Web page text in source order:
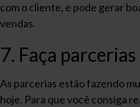
com o cliente, e pode gerar
vendas.
7. Faça parcerias
As parcerias estão fazendo
hoje. Para que você consiga